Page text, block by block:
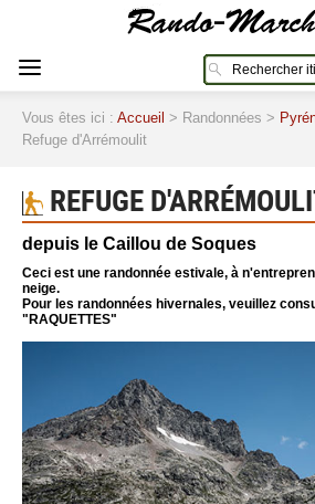
Vous êtes ici : Accueil > Randonnées >
Refuge d'Arrémoulit
REFUGE
depuis le Caillou de Soques
Ceci est une randonnée estivale, à
neige.
Pour les randonnées hivernales, veuillez
"RAQUETTES"